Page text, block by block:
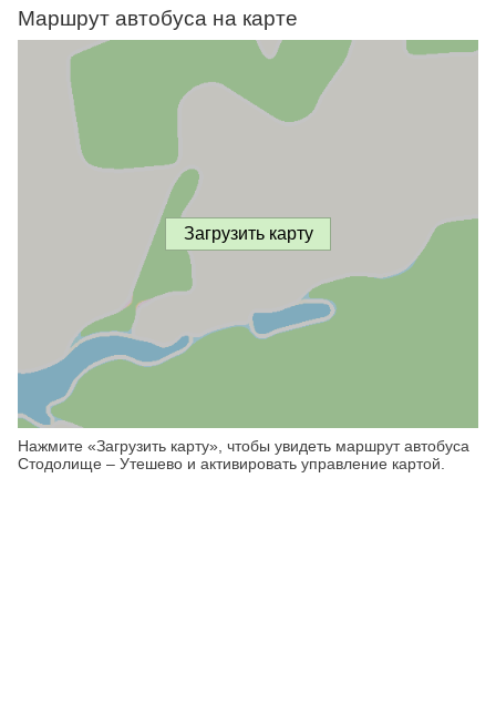
Маршрут автобуса на карте
Загрузить карту
Нажмите «Загрузить карту», чтобы увидеть маршрут автобуса
Стодолище – Утешево и активировать управление картой.